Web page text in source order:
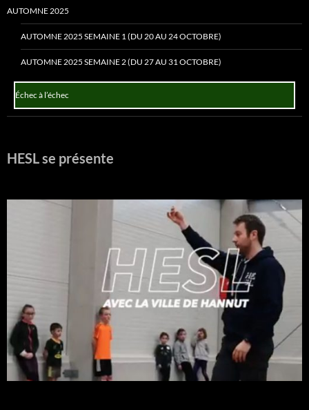
AUTOMNE 2025
AUTOMNE 2025 SEMAINE 1 (DU 20 AU 24 OCTOBRE)
AUTOMNE 2025 SEMAINE 2 (DU 27 AU 31 OCTOBRE)
Échec à l’échec
HESL se présente